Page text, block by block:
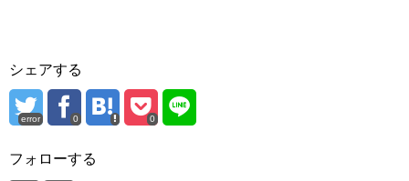
シェアする
error 0 0
フォローする